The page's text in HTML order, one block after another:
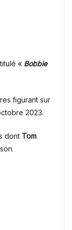
« Bobbie
figurant sur
2023.
dont Tom